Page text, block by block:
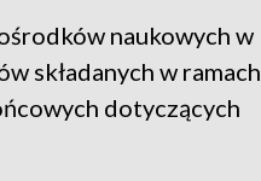
naukowych w
składanych w ramach
dotyczących